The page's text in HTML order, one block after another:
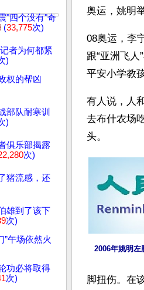
"四个没有"奇
(33,775次)
者为何都紧
)
权的帮凶
部队耐寒训
)
俱乐部揭露
次)
猪流感，还
雄到了该下
次)
午场依然火
功必将取得
次)
奥运，姚明
08奥运，李
跟“亚洲飞人
平安小学教
有人说，人
去布什农场
头。
2006年姚明左
脚扭伤。在